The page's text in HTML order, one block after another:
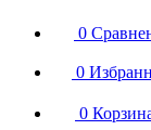
0
0
0